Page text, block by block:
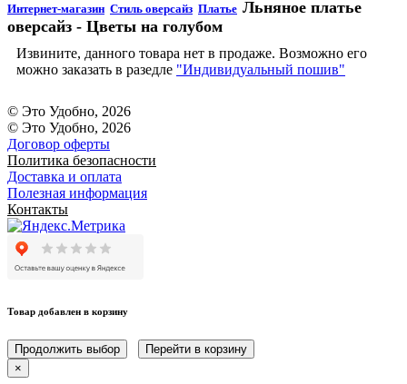
Интернет-магазин Стиль оверсайз Платье Льняное платье
оверсайз - Цветы на голубом
Извините, данного товара нет в продаже. Возможно его
можно заказать в разедле "Индивидуальный пошив"
© Это Удобно, 2026
© Это Удобно, 2026
Договор оферты
Политика безопасности
Доставка и оплата
Полезная информация
Контакты
Товар добавлен в корзину
Продолжить выбор
Перейти в корзину
×